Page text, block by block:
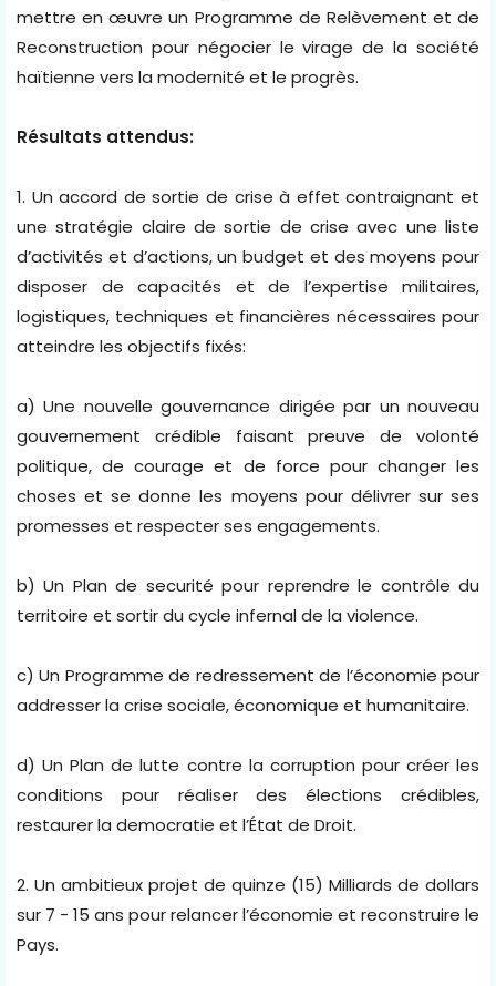
mettre en œuvre un Programme de Relèvement et de
Reconstruction pour négocier le virage de la société
haïtienne vers la modernité et le progrès.
Résultats attendus:
1. Un accord de sortie de crise à effet contraignant et
une stratégie claire de sortie de crise avec une liste
d’activités et d’actions, un budget et des moyens pour
disposer de capacités et de l’expertise militaires,
logistiques, techniques et financières nécessaires pour
atteindre les objectifs fixés:
a) Une nouvelle gouvernance dirigée par un nouveau
gouvernement crédible faisant preuve de volonté
politique, de courage et de force pour changer les
choses et se donne les moyens pour délivrer sur ses
promesses et respecter ses engagements.
b) Un Plan de securité pour reprendre le contrôle du
territoire et sortir du cycle infernal de la violence.
c) Un Programme de redressement de l’économie pour
addresser la crise sociale, économique et humanitaire.
d) Un Plan de lutte contre la corruption pour créer les
conditions pour réaliser des élections crédibles,
restaurer la democratie et l’État de Droit.
2. Un ambitieux projet de quinze (15) Milliards de dollars
sur 7 - 15 ans pour relancer l’économie et reconstruire le
Pays.